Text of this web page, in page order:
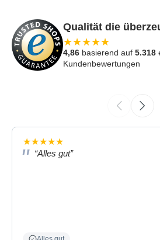
Qualität die
★★★★★
4,86 basierend auf 5.318
Kundenbewertungen
★★★★★
“Alles gut”